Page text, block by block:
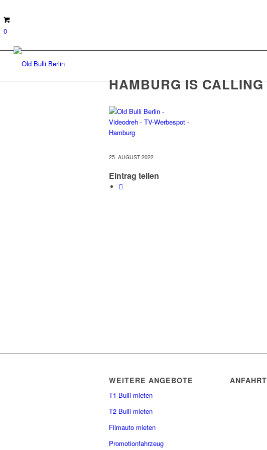
0
HAMBURG IS CALLING
25. AUGUST 2022
Eintrag teilen
WEITERE ANGEBOTE
T1 Bulli mieten
T2 Bulli mieten
Filmauto mieten
Promotionfahrzeug
ANFAHRT